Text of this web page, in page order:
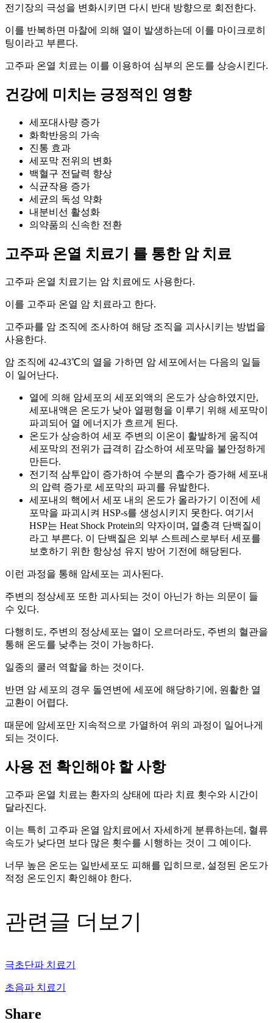
전기장의 극성을 변화시키면 다시 반대 방향으로 회전한다.
이를 반복하면 마찰에 의해 열이 발생하는데 이를 마이크로히
팅이라고 부른다.
고주파 온열 치료는 이를 이용하여 심부의 온도를 상승시킨다.
건강에 미치는 긍정적인 영향
세포대사량 증가
화학반응의 가속
진통 효과
세포막 전위의 변화
백혈구 전달력 향상
식균작용 증가
세균의 독성 약화
내분비선 활성화
의약품의 신속한 전환
고주파 온열 치료기 를 통한 암 치료
고주파 온열 치료기는 암 치료에도 사용한다.
이를 고주파 온열 암 치료라고 한다.
고주파를 암 조직에 조사하여 해당 조직을 괴사시키는 방법을
사용한다.
암 조직에 42-43℃의 열을 가하면 암 세포에서는 다음의 일들
이 일어난다.
열에 의해 암세포의 세포외액의 온도가 상승하였지만,
세포내액은 온도가 낮아 열평형을 이루기 위해 세포막이
파괴되어 열 에너지가 흐르게 된다.
온도가 상승하여 세포 주변의 이온이 활발하게 움직여
세포막의 전위가 급격히 감소하여 세포막을 불안정하게
만든다.
전기적 삼투압이 증가하여 수분의 흡수가 증가해 세포내
의 압력 증가로 세포막의 파괴를 유발한다.
세포내의 핵에서 세포 내의 온도가 올라가기 이전에 세
포막을 파괴시켜 HSP-s를 생성시키지 못한다. 여기서
HSP는 Heat Shock Protein의 약자이며, 열충격 단백질이
라고 부른다. 이 단백질은 외부 스트레스로부터 세포를
보호하기 위한 항상성 유지 방어 기전에 해당된다.
이런 과정을 통해 암세포는 괴사된다.
주변의 정상세포 또한 괴사되는 것이 아닌가 하는 의문이 들
수 있다.
다행히도, 주변의 정상세포는 열이 오르더라도, 주변의 혈관을
통해 온도를 낮추는 것이 가능하다.
일종의 쿨러 역할을 하는 것이다.
반면 암 세포의 경우 돌연변에 세포에 해당하기에, 원활한 열
교환이 어렵다.
때문에 암세포만 지속적으로 가열하여 위의 과정이 일어나게
되는 것이다.
사용 전 확인해야 할 사항
고주파 온열 치료는 환자의 상태에 따라 치료 횟수와 시간이
달라진다.
이는 특히 고주파 온열 암치료에서 자세하게 분류하는데, 혈류
속도가 낮다면 보다 많은 횟수를 시행하는 것이 그 예이다.
너무 높은 온도는 일반세포도 피해를 입히므로, 설정된 온도가
적정 온도인지 확인해야 한다.
관련글 더보기
극초단파 치료기
초음파 치료기
Share